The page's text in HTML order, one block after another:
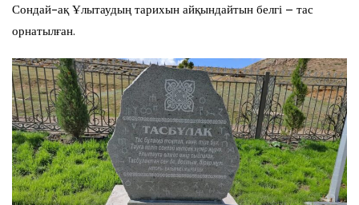
Сондай-ақ Ұлытаудың тарихын айқындайтын белгі – тас
орнатылған.